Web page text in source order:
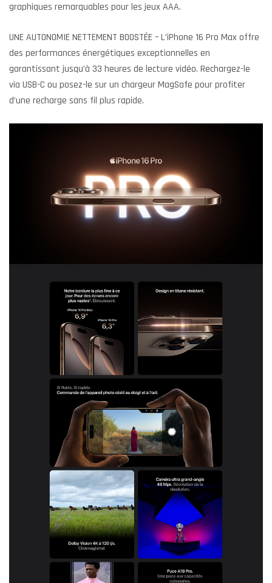
graphiques remarquables pour les jeux AAA.
UNE AUTONOMIE NETTEMENT BOOSTÉE – L’iPhone 16 Pro Max offre
des performances énergétiques exceptionnelles en
garantissant jusqu’à 33 heures de lecture vidéo. Rechargez-le
via USB-C ou posez-le sur un chargeur MagSafe pour profiter
d’une recharge sans fil plus rapide.